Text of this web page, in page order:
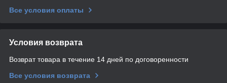
Все условия оплаты
Условия возврата
Возврат товара в течение 14 дней по договоренности
Все условия возврата